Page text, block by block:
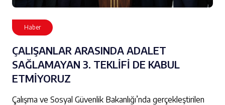
Haber
ÇALIŞANLAR ARASINDA ADALET
SAĞLAMAYAN 3. TEKLİFİ DE KABUL
ETMİYORUZ
Çalışma ve Sosyal Güvenlik Bakanlığı’nda gerçekleştirilen